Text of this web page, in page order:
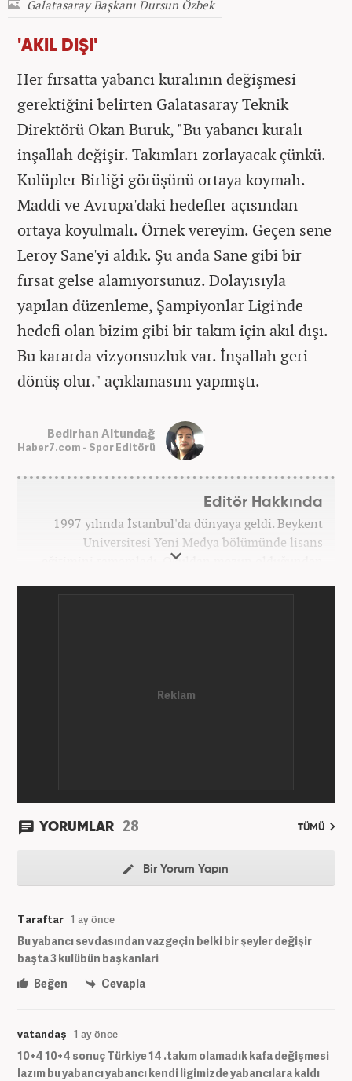
Galatasaray Başkanı Dursun Özbek
'AKIL DIŞI'
Her fırsatta yabancı kuralının değişmesi
gerektiğini belirten Galatasaray Teknik
Direktörü Okan Buruk, "Bu yabancı kuralı
inşallah değişir. Takımları zorlayacak çünkü.
Kulüpler Birliği görüşünü ortaya koymalı.
Maddi ve Avrupa'daki hedefler açısından
ortaya koyulmalı. Örnek vereyim. Geçen sene
Leroy Sane'yi aldık. Şu anda Sane gibi bir
fırsat gelse alamıyorsunuz. Dolayısıyla
yapılan düzenleme, Şampiyonlar Ligi'nde
hedefi olan bizim gibi bir takım için akıl dışı.
Bu kararda vizyonsuzluk var. İnşallah geri
dönüş olur." açıklamasını yapmıştı.
Bedirhan Altundağ
Haber7.com - Spor Editörü
Editör Hakkında
1997 yılında İstanbul'da dünyaya geldi. Beykent
Üniversitesi Yeni Medya bölümünde lisans
eğitimini tamamladı. Okuldan mezun olduğundan
YORUMLAR 28 TÜMÜ
Bir Yorum Yapın
Taraftar 1 ay önce
Bu yabancı sevdasından vazgeçin belki bir şeyler değişir
başta 3 kulübün başkanlari
Beğen
Cevapla
vatandaş 1 ay önce
10+4 10+4 sonuç Türkiye 14 .takım olamadık kafa değişmesi
lazım bu yabancı yabancı kendi ligimizde yabancılara kaldı